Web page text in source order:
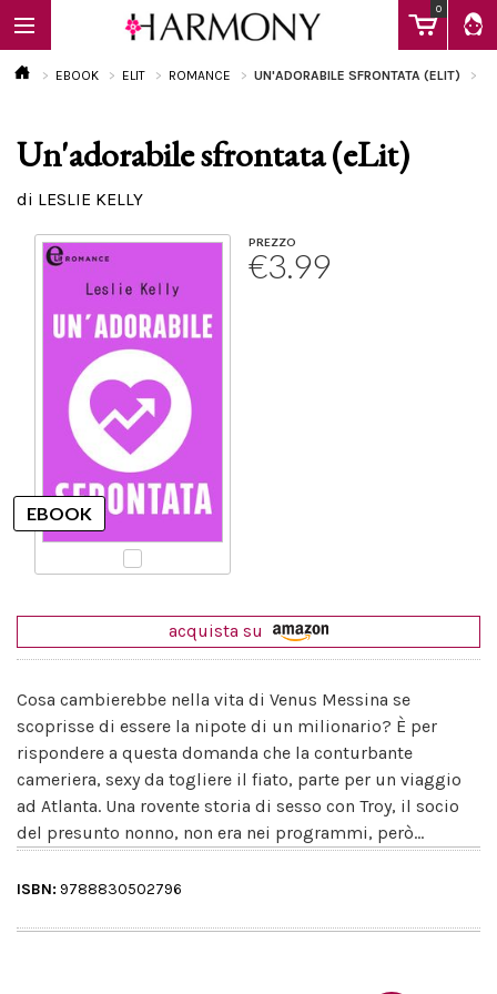
0
EBOOK
EBOOK ELIT ROMANCE UN'ADORABILE SFRONTATA (ELIT)
Un'adorabile sfrontata (eLit)
di LESLIE KELLY
PREZZO
€3.99
acquista su
Cosa cambierebbe nella vita di Venus Messina se
scoprisse di essere la nipote di un milionario? È per
rispondere a questa domanda che la conturbante
cameriera, sexy da togliere il fiato, parte per un viaggio
ad Atlanta. Una rovente storia di sesso con Troy, il socio
del presunto nonno, non era nei programmi, però...
ISBN: 9788830502796